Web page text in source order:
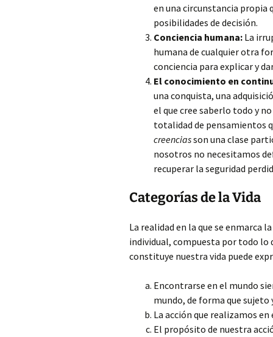
en una circunstancia propia
posibilidades de decisión.
Conciencia humana: La
humana de cualquier otra
conciencia para explicar y
El conocimiento en
una conquista, una
el que cree saberlo todo y
totalidad de pensamientos
creenciasson una clase
nosotros no necesitamos
recuperar la seguridad
Categorías de la Vida
La realidad en la que se enmarca
individual, compuesta por todo lo
constituye nuestra vida puede
Encontrarse en el mundo
mundo, de forma que sujeto
La acción que realizamos
El propósito de nuestra